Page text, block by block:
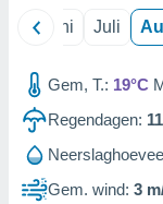
Juni Juli
Gem, T.: 19°C
Regendagen: 11
Gem. wind: 3